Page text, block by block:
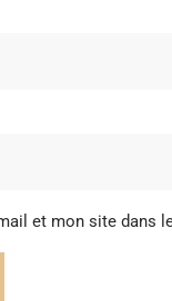
et mon site dans